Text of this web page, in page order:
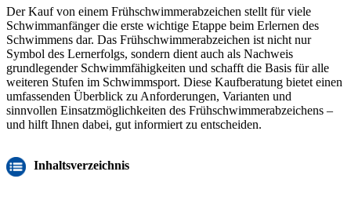
Der Kauf von einem Frühschwimmerabzeichen stellt für viele
Schwimmanfänger die erste wichtige Etappe beim Erlernen des
Schwimmens dar. Das Frühschwimmerabzeichen ist nicht nur
Symbol des Lernerfolgs, sondern dient auch als Nachweis
grundlegender Schwimmfähigkeiten und schafft die Basis für alle
weiteren Stufen im Schwimmsport. Diese Kaufberatung bietet einen
umfassenden Überblick zu Anforderungen, Varianten und
sinnvollen Einsatzmöglichkeiten des Frühschwimmerabzeichens –
und hilft Ihnen dabei, gut informiert zu entscheiden.
Inhaltsverzeichnis